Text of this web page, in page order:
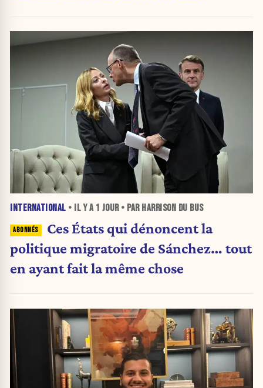
INTERNATIONAL • IL Y A 1 JOUR• PAR HARRISON DU BUS
Ces États qui dénoncent la
politique migratoire de Sánchez… tout
en ayant fait la même chose